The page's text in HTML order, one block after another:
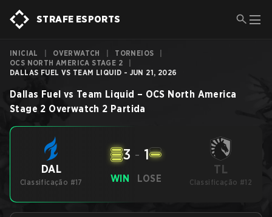
STRAFE ESPORTS
INICIAL OVERWATCH TORNEIOS
OCS NORTH AMERICA STAGE 2
DALLAS FUEL VS TEAM LIQUID - JUN 21, 2026
Dallas Fuel vs Team Liquid – OCS North America
Stage 2 Overwatch 2 Partida
DAL
Classificação #17 WIN
3 - 1
LOSE
TL
Classificação #12